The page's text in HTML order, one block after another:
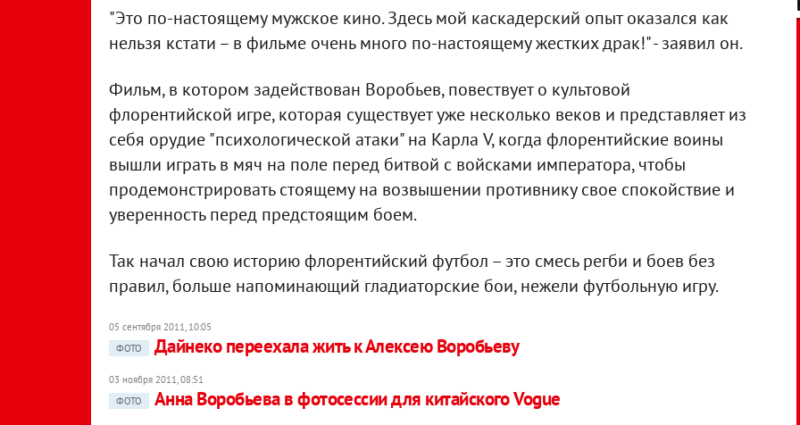
"Это по-настоящему мужское кино. Здесь мой каскадерский опыт оказался как
нельзя кстати – в фильме очень много по-настоящему жестких драк!" - заявил он.
Фильм, в котором задействован Воробьев, повествует о культовой
флорентийской игре, которая существует уже несколько веков и представляет из
себя орудие "психологической атаки" на Карла V, когда флорентийские воины
вышли играть в мяч на поле перед битвой с войсками императора, чтобы
продемонстрировать стоящему на возвышении противнику свое спокойствие и
уверенность перед предстоящим боем.
Так начал свою историю флорентийский футбол – это смесь регби и боев без
правил, больше напоминающий гладиаторские бои, нежели футбольную игру.
05 сентября 2011, 10:05
ФОТО
Дайнеко переехала жить к Алексею Воробьеву
03 ноября 2011, 08:51
ФОТО
Анна Воробьева в фотосессии для китайского Vogue